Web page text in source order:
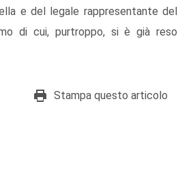
e del legale rappresentante del
di cui, purtroppo, si è già reso
Stampa questo articolo